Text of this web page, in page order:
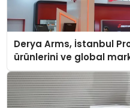
Derya Arms, İstanbul
ürünlerini ve global